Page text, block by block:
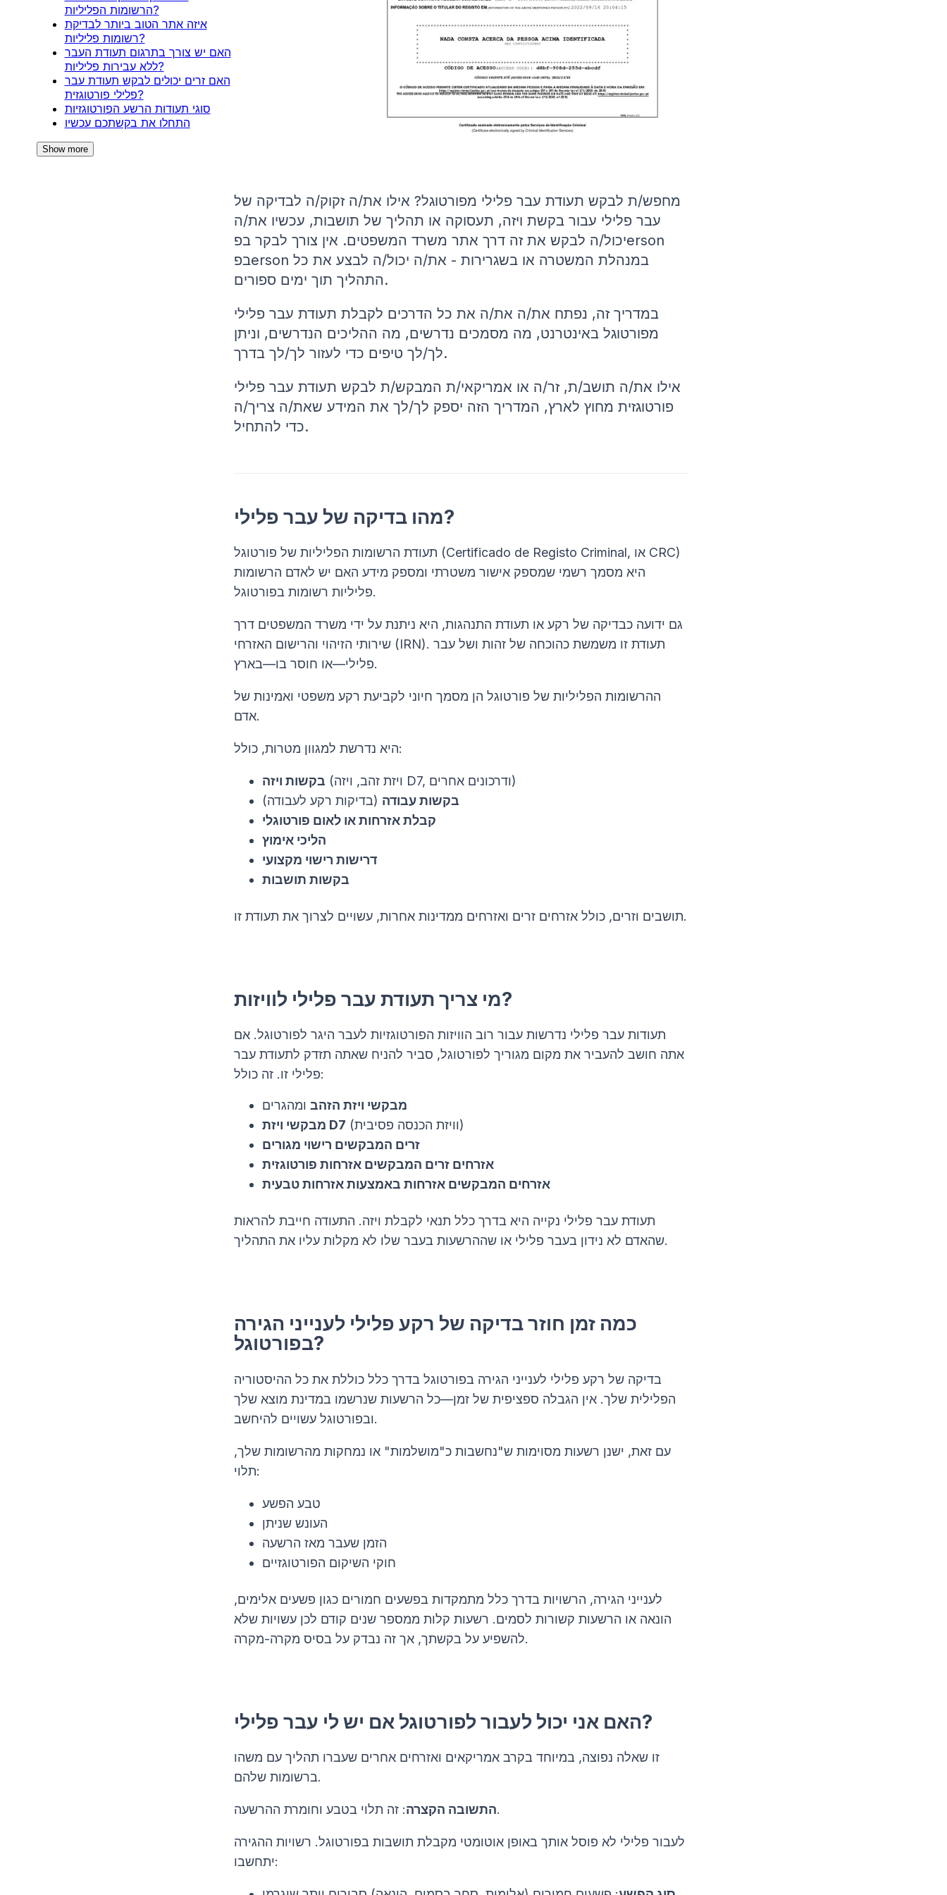
הרשומות הפליליות?
איזה אתר הטוב ביותר לבדיקת
רשומות פליליות?
האם יש צורך בתרגום תעודת העבר
ללא עבירות פליליות?
האם זרים יכולים לבקש תעודת עבר
פלילי פורטוגזית?
סוגי תעודות הרשע הפורטוגזיות
התחלו את בקשתכם עכשיו
Show more
מחפש/ת לבקש תעודת עבר פלילי מפורטוגל? אילו את/ה זקוק/ה לבדיקה של
עבר פלילי עבור בקשת ויזה, תעסוקה או תהליך של תושבות, עכשיו את/ה
יכול/ה לבקש את זה דרך אתר משרד המשפטים. אין צורך לבקר בפerson
בפerson במנהלת המשטרה או בשגרירות - את/ה יכול/ה לבצע את כל
התהליך תוך ימים ספורים.
במדריך זה, נפתח את/ה את/ה את כל הדרכים לקבלת תעודת עבר פלילי
מפורטוגל באינטרנט, מה מסמכים נדרשים, מה ההליכים הנדרשים, וניתן
לך/לך טיפים כדי לעזור לך/לך בדרך.
אילו את/ה תושב/ת, זר/ה או אמריקאי/ת המבקש/ת לבקש תעודת עבר פלילי
פורטוגזית מחוץ לארץ, המדריך הזה יספק לך/לך את המידע שאת/ה צריך/ה
כדי להתחיל.
מהו בדיקה של עבר פלילי?
תעודת הרשומות הפליליות של פורטוגל (Certificado de Registo Criminal, או CRC)
היא מסמך רשמי שמספק אישור משטרתי ומספק מידע האם יש לאדם הרשומות
פליליות רשומות בפורטוגל.
גם ידועה כבדיקה של רקע או תעודת התנהגות, היא ניתנת על ידי משרד המשפטים דרך
שירותי הזיהוי והרישום האזרחי (IRN). תעודת זו משמשת כהוכחה של זהות ושל עבר
פלילי—או חוסר בו—בארץ.
ההרשומות הפליליות של פורטוגל הן מסמך חיוני לקביעת רקע משפטי ואמינות של
אדם.
היא נדרשת למגוון מטרות, כולל:
בקשות ויזה
(ויזת זהב, ויזה D7, ודרכונים אחרים)
בקשות עבודה (בדיקות רקע לעבודה)
קבלת אזרחות או לאום פורטוגלי
הליכי אימוץ
דרישות רישוי מקצועי
בקשות תושבות
תושבים וזרים, כולל אזרחים זרים ואזרחים ממדינות אחרות, עשויים לצרוך את תעודת זו.
מי צריך תעודת עבר פלילי לוויזות?
תעודות עבר פלילי נדרשות עבור רוב הוויזות הפורטוגזיות לעבר היגר לפורטוגל. אם
אתה חושב להעביר את מקום מגוריך לפורטוגל, סביר להניח שאתה תזדק לתעודת עבר
פלילי זו. זה כולל:
מבקשי ויזת הזהב ומהגרים
מבקשי ויזת D7
(וויזת הכנסה פסיבית)
זרים המבקשים רישוי מגורים
אזרחים זרים המבקשים אזרחות פורטוגזית
אזרחים המבקשים אזרחות באמצעות אזרחות טבעית
תעודת עבר פלילי נקייה היא בדרך כלל תנאי לקבלת ויזה. התעודה חייבת להראות
שהאדם לא נידון בעבר פלילי או שההרשעות בעבר שלו לא מקלות עליו את התהליך.
כמה זמן חוזר בדיקה של רקע פלילי לענייני הגירה
בפורטוגל?
בדיקה של רקע פלילי לענייני הגירה בפורטוגל בדרך כלל כוללת את כל ההיסטוריה
הפלילית שלך. אין הגבלה ספציפית של זמן—כל הרשעות שנרשמו במדינת מוצא שלך
ובפורטוגל עשויים להיחשב.
עם זאת, ישנן רשעות מסוימות ש"נחשבות כ"מושלמות" או נמחקות מהרשומות שלך,
תלוי:
טבע הפשע
העונש שניתן
הזמן שעבר מאז הרשעה
חוקי השיקום הפורטוגזיים
לענייני הגירה, הרשויות בדרך כלל מתמקדות בפשעים חמורים כגון פשעים אלימים,
הונאה או הרשעות קשורות לסמים. רשעות קלות ממספר שנים קודם לכן עשויות שלא
להשפיע על בקשתך, אך זה נבדק על בסיס מקרה-מקרה.
האם אני יכול לעבור לפורטוגל אם יש לי עבר פלילי?
זו שאלה נפוצה, במיוחד בקרב אמריקאים ואזרחים אחרים שעברו תהליך עם משהו
ברשומות שלהם.
התשובה הקצרה: זה תלוי בטבע וחומרת ההרשעה.
לעבור פלילי לא פוסל אותך באופן אוטומטי מקבלת תושבות בפורטוגל. רשויות ההגירה
יתחשבו: